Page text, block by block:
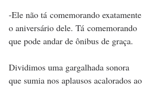
-Ele não tá comemorando exatamente
o aniversário dele. Tá comemorando
que pode andar de ônibus de graça.
Dividimos uma gargalhada sonora
que sumia nos aplausos acalorados ao